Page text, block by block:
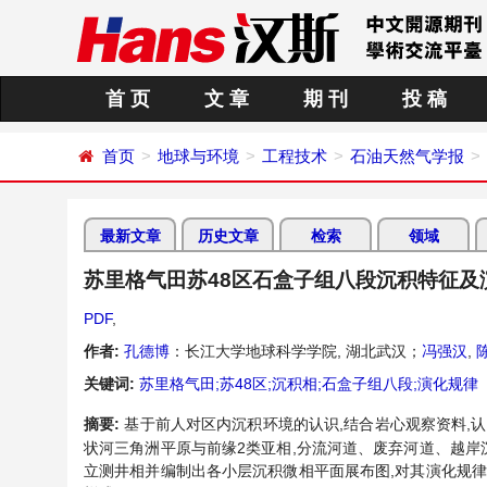
首 页 文 章 期 刊 投 稿
首页 地球与环境 工程技术 石油天然气学报
最新文章 历史文章 检索 领域
苏里格气田苏48区石盒子组八段沉积特征及
PDF,
作者: 孔德博 ：长江大学地球科学学院, 湖北武汉； 冯强汉
关键词: 苏里格气田;苏48区;沉积相;石盒子组八段;演化规律
摘要:基于前人对区内沉积环境的认识,结合岩心观察资料,
状河三角洲平原与前缘2类亚相,分流河道、废弃河道、越
立测井相并编制出各小层沉积微相平面展布图,对其演化规